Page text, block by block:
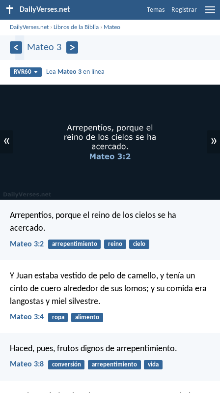
DailyVerses.net Temas Registrar
DailyVerses.net ›Libros de la Biblia › Mateo
Mateo 3
RVR60 Lea Mateo 3 en línea
« »
Arrepentíos, porque el reino de los cielos se ha
acercado.
Mateo 3:2 arrepentimiento reino cielo
Y Juan estaba vestido de pelo de camello, y tenía un
cinto de cuero alrededor de sus lomos; y su comida era
langostas y miel silvestre.
Mateo 3:4 ropa alimento
Haced, pues, frutos dignos de arrepentimiento.
Mateo 3:8 conversión arrepentimiento vida